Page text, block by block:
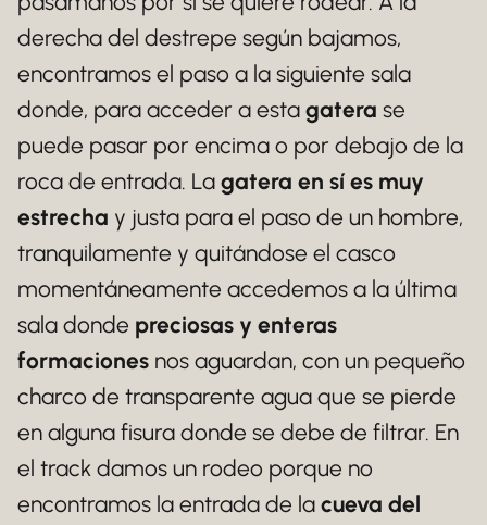
derecha del destrepe según bajamos,
encontramos el paso a la siguiente sala
donde, para acceder a esta gatera se
puede pasar por encima o por debajo de la
roca de entrada. La gatera en sí es muy
estrecha y justa para el paso de un hombre,
tranquilamente y quitándose el casco
momentáneamente accedemos a la última
sala donde preciosas y enteras
formaciones nos aguardan, con un pequeño
charco de transparente agua que se pierde
en alguna fisura donde se debe de filtrar. En
el track damos un rodeo porque no
encontramos la entrada de la cueva del